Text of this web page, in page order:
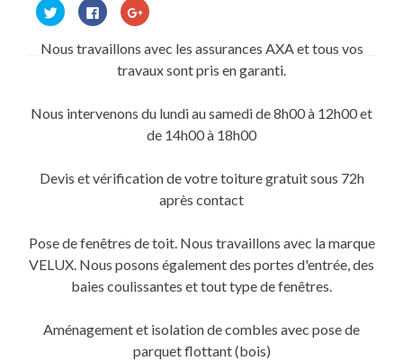
Cliquez
pour
partager
Twitter(ouvre
Cliquez
pour
partager
sur
Facebook(ouvre
dans
une
Cliquez
pour
Google+
dans
fenêtre)
Nous travaillons avec les assurances AXA et tous vos
travaux sont pris en garanti.
Nous intervenons du lundi au samedi de 8h00 à 12h00 et
de 14h00 à 18h00
Devis et vérification de votre toiture gratuit sous 72h
après contact
Pose de fenêtres de toit. Nous travaillons avec la marque
VELUX. Nous posons également des portes d'entrée, des
baies coulissantes et tout type de fenêtres.
Aménagement et isolation de combles avec pose de
parquet flottant (bois)